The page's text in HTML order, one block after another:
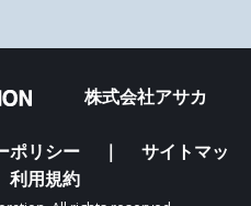
株式会社アサカ
ポリシー ｜
サイトマッ
利用規約